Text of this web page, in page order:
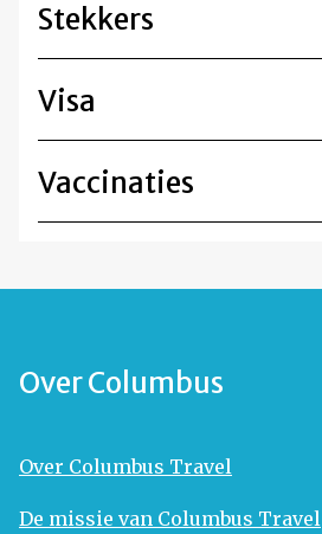
Stekkers
Visa
Vaccinaties
Over Columbus
Over Columbus Travel
De missie van Columbus Travel